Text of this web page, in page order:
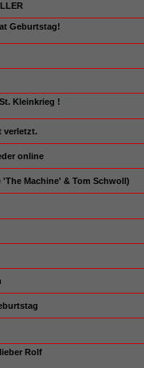
Geburtstag!
Kleinkrieg !
verletzt.
online
Machine' & Tom Schwoll)
Rolf